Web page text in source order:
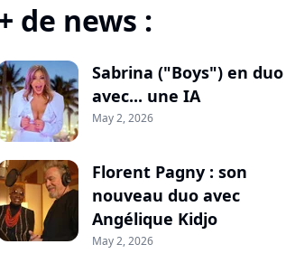
de news :
Sabrina ("Boys") en duo
avec... une IA
May 2, 2026
Florent Pagny : son
nouveau duo avec
Angélique Kidjo
May 2, 2026